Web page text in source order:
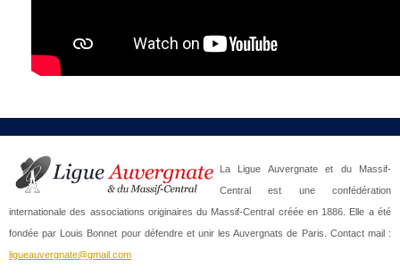
La Ligue Auvergnate et du Massif-
Central est une confédération
internationale des associations originaires du Massif-Central créée en 1886. Elle a été
fondée par Louis Bonnet pour défendre et unir les Auvergnats de Paris. Contact mail :
ligueauvergnate@gmail.com